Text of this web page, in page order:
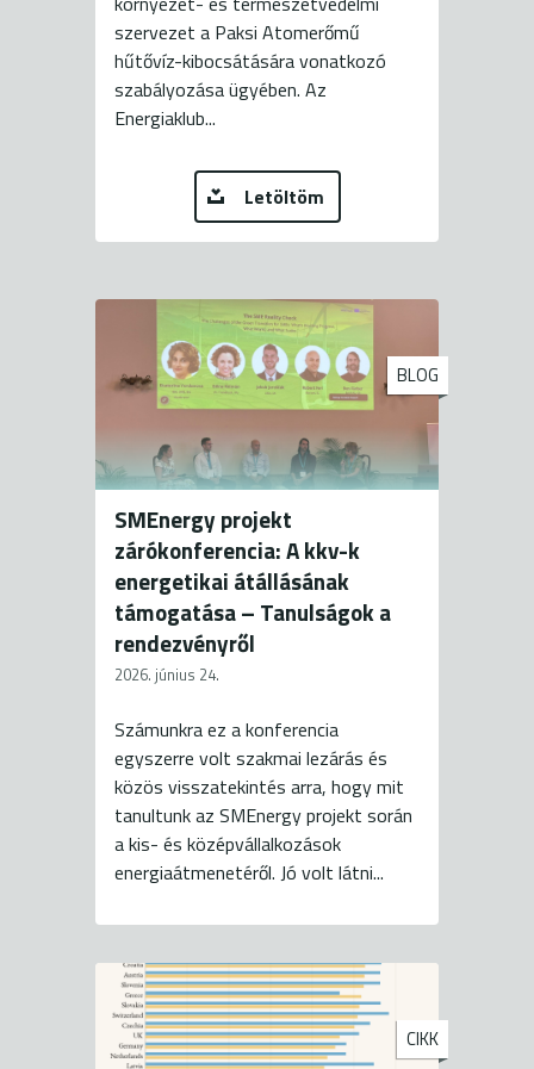
szervezet a Paksi Atomerőmű
hűtővíz-kibocsátására vonatkozó
szabályozása ügyében. Az
Energiaklub...
Letöltöm
BLOG
SMEnergy projekt
zárókonferencia: A kkv-k
energetikai átállásának
támogatása – Tanulságok a
rendezvényről
2026. június 24.
Számunkra ez a konferencia
egyszerre volt szakmai lezárás és
közös visszatekintés arra, hogy mit
tanultunk az SMEnergy projekt során
a kis- és középvállalkozások
energiaátmenetéről. Jó volt látni...
CIKK